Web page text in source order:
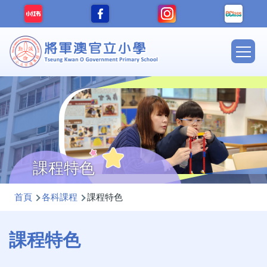
移至主內容
Main
課程特色
導
連
結
首頁 各科課程 課程特色
課程特色